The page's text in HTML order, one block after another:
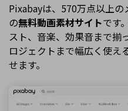
Pixabayは、570万点以上
の無料動画素材サイトです
スト、音楽、効果音まで揃
ロジェクトまで幅広く使え
せます。